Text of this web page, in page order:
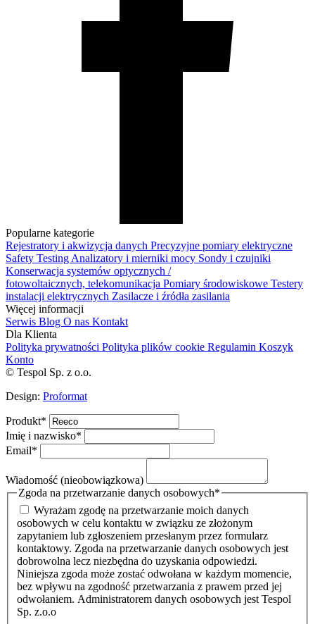
Popularne kategorie
Rejestratory i akwizycja danych Precyzyjne pomiary elektryczne
Safety Testing Analizatory i mierniki mocy Sondy i czujniki
Konserwacja systemów optycznych /
fotowoltaicznych, telekomunikacja Pomiary środowiskowe Testery
instalacji elektrycznych Zasilacze i źródła zasilania
Więcej informacji
Serwis Blog O nas Kontakt
Dla Klienta
Polityka prywatności Polityka plików cookie Regulamin Koszyk
Konto
© Tespol Sp. z o.o.
Design: Proformat
Produkt*
Imię i nazwisko*
Email*
Wiadomość (nieobowiązkowa)
Zgoda na przetwarzanie danych osobowych*
Wyrażam zgodę na przetwarzanie moich danych
osobowych w celu kontaktu w związku ze złożonym
zapytaniem lub zgłoszeniem przesłanym przez formularz
kontaktowy. Zgoda na przetwarzanie danych osobowych jest
dobrowolna lecz niezbędna do uzyskania odpowiedzi.
Niniejsza zgoda może zostać odwołana w każdym momencie,
bez wpływu na zgodność przetwarzania z prawem przed jej
odwołaniem. Administratorem danych osobowych jest Tespol
Sp. z.o.o